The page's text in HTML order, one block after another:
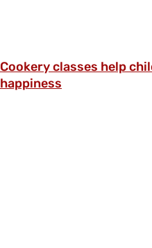
Cookery classes help
happiness